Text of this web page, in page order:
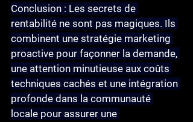
Conclusion : Les secrets de
rentabilité ne sont pas magiques. Ils
combinent une stratégie marketing
proactive pour façonner la demande,
une attention minutieuse aux coûts
techniques cachés et une intégration
profonde dans la communauté
locale pour assurer une